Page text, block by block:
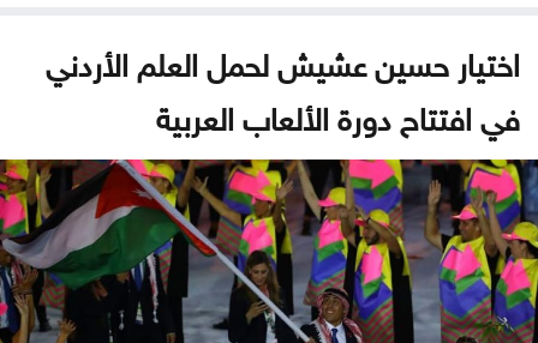
اختيار حسين عشيش لحمل العلم الأردني
في افتتاح دورة الألعاب العربية